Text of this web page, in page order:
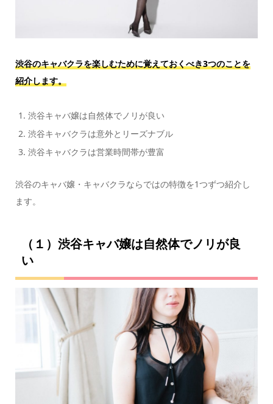
渋谷のキャバクラを楽しむために覚えておくべき3つのことを
紹介します。
渋谷キャバ嬢は自然体でノリが良い
渋谷キャバクラは意外とリーズナブル
渋谷キャバクラは営業時間帯が豊富
渋谷のキャバ嬢・キャバクラならではの特徴を1つずつ紹介し
ます。
（１）渋谷キャバ嬢は自然体でノリが良
い